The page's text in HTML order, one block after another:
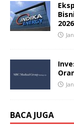
2026
BACA JUGA